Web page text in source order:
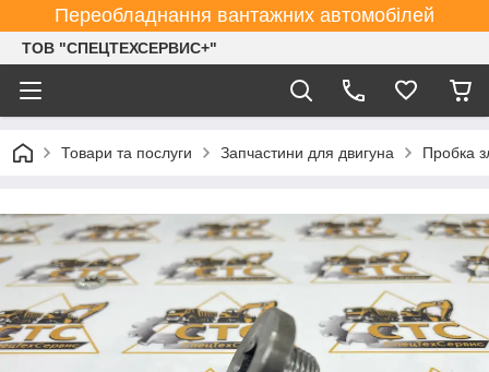
Переобладнання вантажних автомобілей
ТОВ "СПЕЦТЕХСЕРВИС+"
Товари та послуги Запчастини для двигуна Пробка